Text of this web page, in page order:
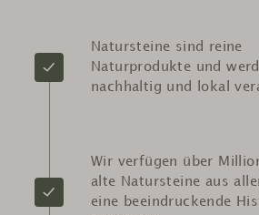
Natursteine sind reine
Naturprodukte und
nachhaltig und lokal
Wir verfügen über
alte Natursteine aus
eine beeindruckende